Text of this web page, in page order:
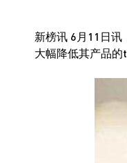
新榜讯 6月11日
大幅降低其产品的